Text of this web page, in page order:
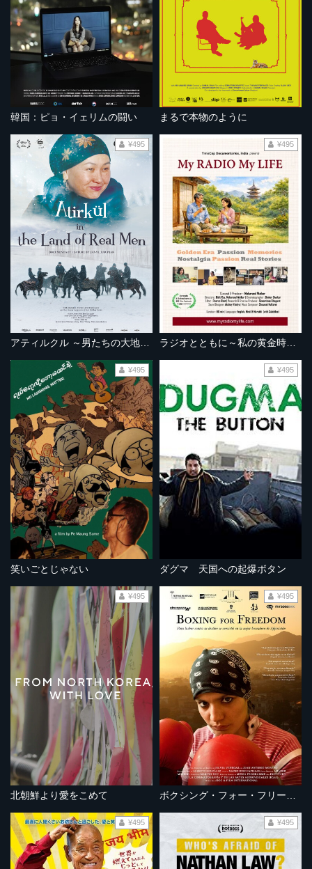
韓国：ピョ・イェリムの闘い まるで本物のように
アティルクル ～男たちの大地を駆ける～
¥495
ラジオとともに～私の黄金時代～
¥495
笑いごとじゃない
¥495
ダグマ 天国への起爆ボタン
¥495
北朝鮮より愛をこめて
¥495 ¥495
¥495 ¥495